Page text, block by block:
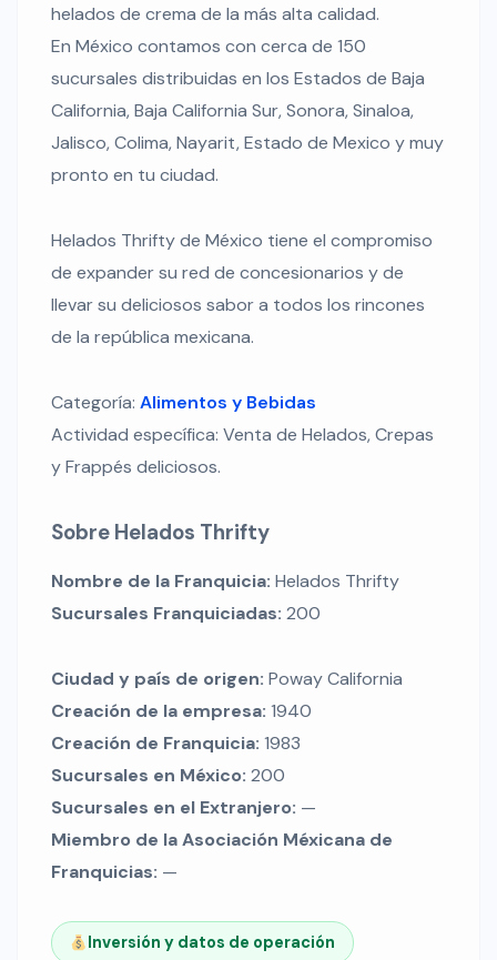
helados de crema de la más alta calidad.
En México contamos con cerca de 150
sucursales distribuidas en los Estados de Baja
California, Baja California Sur, Sonora, Sinaloa,
Jalisco, Colima, Nayarit, Estado de Mexico y muy
pronto en tu ciudad.
Helados Thrifty de México tiene el compromiso
de expander su red de concesionarios y de
llevar su deliciosos sabor a todos los rincones
de la república mexicana.
Categoría: Alimentos y Bebidas
Actividad específica: Venta de Helados, Crepas
y Frappés deliciosos.
Sobre Helados Thrifty
Nombre de la Franquicia: Helados Thrifty
Sucursales Franquiciadas: 200
Ciudad y país de origen: Poway California
Creación de la empresa: 1940
Creación de Franquicia: 1983
Sucursales en México: 200
Sucursales en el Extranjero: —
Miembro de la Asociación Méxicana de
Franquicias: —
Inversión y datos de operación